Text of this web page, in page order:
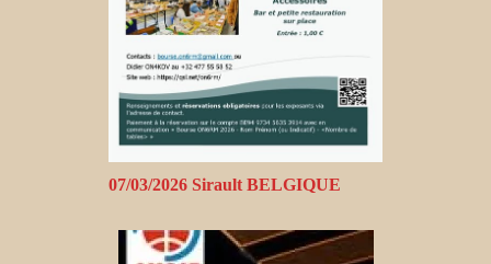
07/03/2026 Sirault BELGIQUE